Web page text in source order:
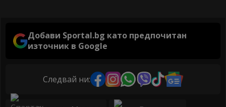
Добави Sportal.bg като предпочитан
източник в Google
Следвай ни: